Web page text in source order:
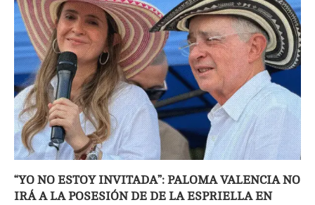
“YO NO ESTOY INVITADA”: PALOMA VALENCIA NO
IRÁ A LA POSESIÓN DE DE LA ESPRIELLA EN